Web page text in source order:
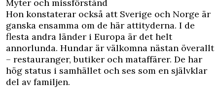
Myter och missförstånd
Hon konstaterar också att Sverige och Norge är
ganska ensamma om de här attityderna. I de
flesta andra länder i Europa är det helt
annorlunda. Hundar är välkomna nästan överallt
– restauranger, butiker och mataffärer. De har
hög status i samhället och ses som en självklar
del av familjen.